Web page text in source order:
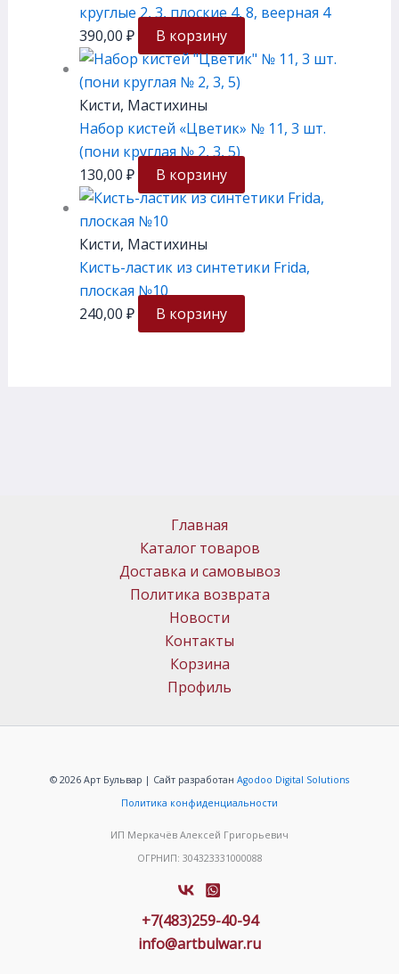
круглые 2, 3, плоские 4, 8, веерная 4
390,00 ₽ В корзину
Кисти, Мастихины
Набор кистей «Цветик» № 11, 3 шт.
(пони круглая № 2, 3, 5)
130,00 ₽ В корзину
Кисти, Мастихины
Кисть-ластик из синтетики Frida,
плоская №10
240,00 ₽ В корзину
Главная
Каталог товаров
Доставка и самовывоз
Политика возврата
Новости
Контакты
Корзина
Профиль
© 2026 Арт Бульвар | Сайт разработан Agodoo Digital Solutions
Политика конфиденциальности
ИП Меркачёв Алексей Григорьевич
ОГРНИП: 304323331000088
+7(483)259-40-94
info@artbulwar.ru